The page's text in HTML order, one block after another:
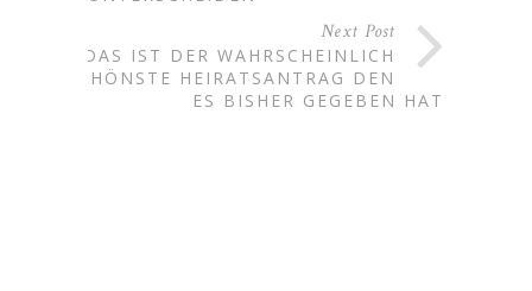
Next Post
DAS IST DER WAHRSCHEINLICH
SCHÖNSTE HEIRATSANTRAG DEN
ES BISHER GEGEBEN HAT